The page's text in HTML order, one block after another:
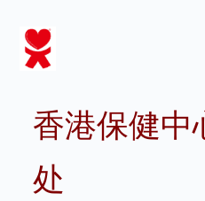
香港保健中
处